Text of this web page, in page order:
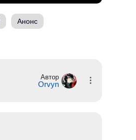
Анонс
Автор
Orvyn